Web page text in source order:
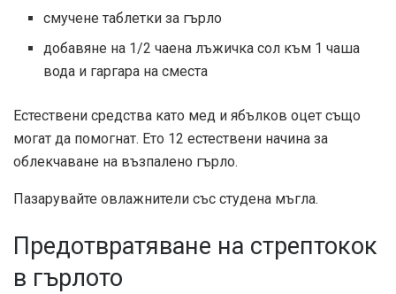
смученетаблетки за гърло
добавяне на 1/2 чаена лъжичка сол към 1 чаша
вода и гаргара на сместа
Естествени средства като мед и ябълков оцет също
могат да помогнат. Ето 12 естествени начина за
облекчаване на възпалено гърло.
Пазарувайте овлажнители със студена мъгла.
Предотвратяване на стрептокок
в гърлото